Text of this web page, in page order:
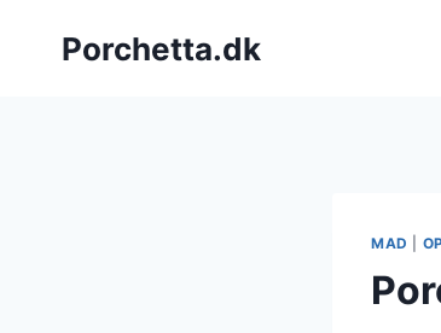
Porchetta.dk
MAD